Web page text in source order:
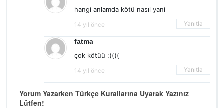
hangi anlamda kötü nasıl yani
14 yıl önce Yanıtla
fatma
çok kötüü :((((
14 yıl önce Yanıtla
Yorum Yazarken Türkçe Kurallarına Uyarak Yazınız
Lütfen!